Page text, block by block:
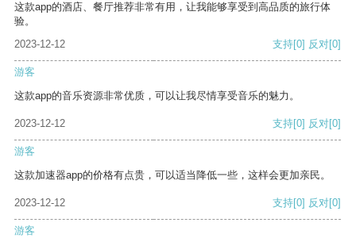
这款app的酒店、餐厅推荐非常有用，让我能够享受到高品质的旅行体
验。
2023-12-12
支持[0] 反对[0]
游客
这款app的音乐资源非常优质，可以让我尽情享受音乐的魅力。
2023-12-12 支持[0] 反对[0]
游客
这款加速器app的价格有点贵，可以适当降低一些，这样会更加亲民。
2023-12-12 支持[0] 反对[0]
游客